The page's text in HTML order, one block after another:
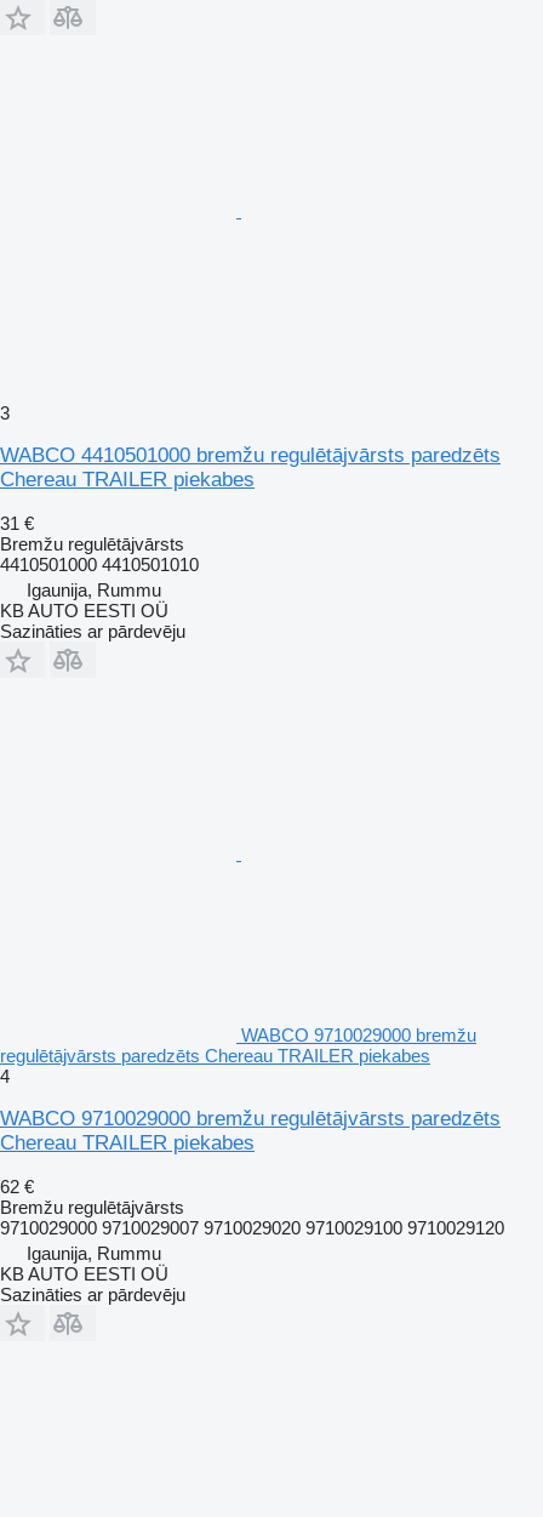
3
WABCO 4410501000 bremžu regulētājvārsts paredzēts
Chereau TRAILER piekabes
31 €
Bremžu regulētājvārsts
4410501000 4410501010
Igaunija, Rummu
KB AUTO EESTI OÜ
Sazināties ar pārdevēju
WABCO 9710029000 bremžu
regulētājvārsts paredzēts Chereau TRAILER piekabes
4
WABCO 9710029000 bremžu regulētājvārsts paredzēts
Chereau TRAILER piekabes
62 €
Bremžu regulētājvārsts
9710029000 9710029007 9710029020 9710029100 9710029120
Igaunija, Rummu
KB AUTO EESTI OÜ
Sazināties ar pārdevēju